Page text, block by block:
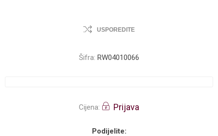
USPOREDITE
Šifra: RW04010066
Cijena: Prijava
Podijelite: